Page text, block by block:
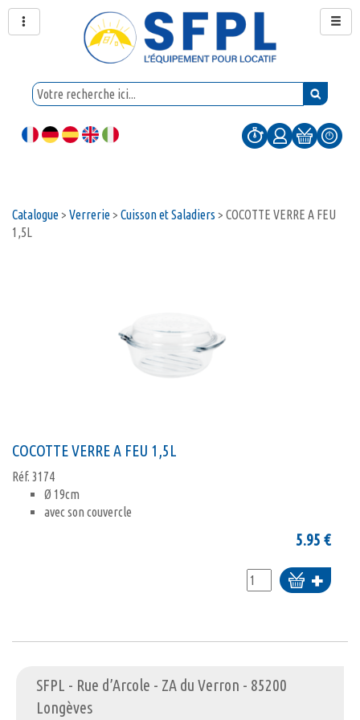
Catalogue> Verrerie> Cuisson et Saladiers > COCOTTE VERRE A FEU
1,5L
COCOTTE VERRE A FEU 1,5L
Réf. 3174
Ø 19cm
avec son couvercle
5.95 €
Ajouter
au
SFPL - Rue d’Arcole - ZA du Verron - 85200
Longèves